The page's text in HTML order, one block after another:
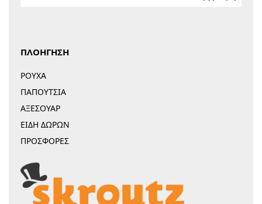
ΠΛΟΗΓΗΣΗ
ΡΟΥΧΑ
ΠΑΠΟΥΤΣΙΑ
ΑΞΕΣΟΥΑΡ
ΕΙΔΗ ΔΩΡΩΝ
ΠΡΟΣΦΟΡΕΣ